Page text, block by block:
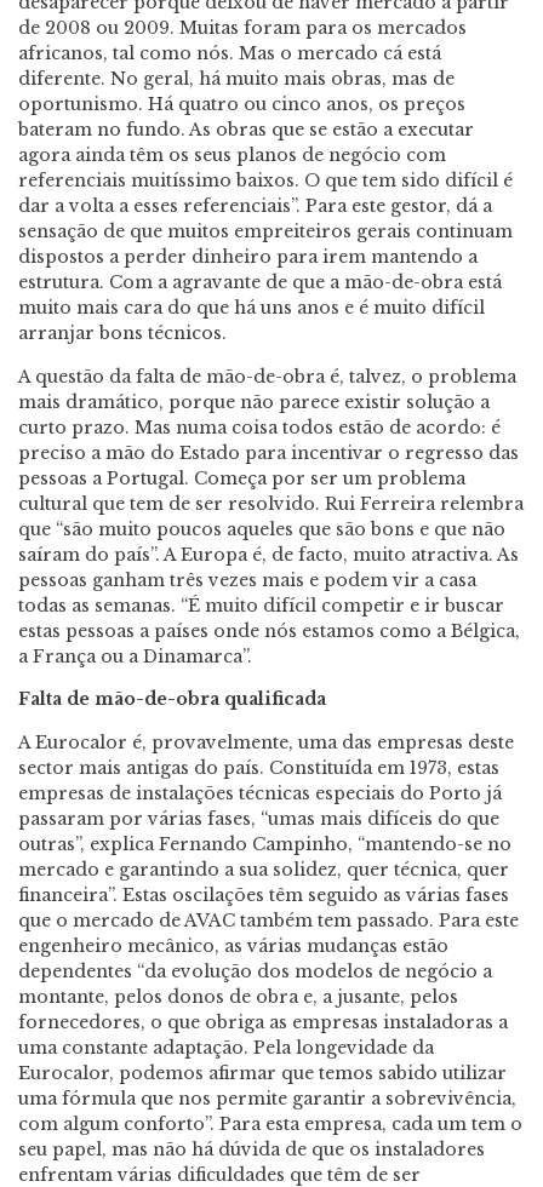
de 2008 ou 2009. Muitas foram para os mercados
africanos, tal como nós. Mas o mercado cá está
diferente. No geral, há muito mais obras, mas de
oportunismo. Há quatro ou cinco anos, os preços
bateram no fundo. As obras que se estão a executar
agora ainda têm os seus planos de negócio com
referenciais muitíssimo baixos. O que tem sido difícil é
dar a volta a esses referenciais”. Para este gestor, dá a
sensação de que muitos empreiteiros gerais continuam
dispostos a perder dinheiro para irem mantendo a
estrutura. Com a agravante de que a mão-de-obra está
muito mais cara do que há uns anos e é muito difícil
arranjar bons técnicos.
A questão da falta de mão-de-obra é, talvez, o problema
mais dramático, porque não parece existir solução a
curto prazo. Mas numa coisa todos estão de acordo: é
preciso a mão do Estado para incentivar o regresso das
pessoas a Portugal. Começa por ser um problema
cultural que tem de ser resolvido. Rui Ferreira relembra
que “são muito poucos aqueles que são bons e que não
saíram do país”. A Europa é, de facto, muito atractiva. As
pessoas ganham três vezes mais e podem vir a casa
todas as semanas. “É muito difícil competir e ir buscar
estas pessoas a países onde nós estamos como a Bélgica,
a França ou a Dinamarca”.
Falta de mão-de-obra qualificada
A Eurocalor é, provavelmente, uma das empresas deste
sector mais antigas do país. Constituída em 1973, estas
empresas de instalações técnicas especiais do Porto já
passaram por várias fases, “umas mais difíceis do que
outras”, explica Fernando Campinho, “mantendo-se no
mercado e garantindo a sua solidez, quer técnica, quer
financeira”. Estas oscilações têm seguido as várias fases
que o mercado de AVAC também tem passado. Para este
engenheiro mecânico, as várias mudanças estão
dependentes “da evolução dos modelos de negócio a
montante, pelos donos de obra e, a jusante, pelos
fornecedores, o que obriga as empresas instaladoras a
uma constante adaptação. Pela longevidade da
Eurocalor, podemos afirmar que temos sabido utilizar
uma fórmula que nos permite garantir a sobrevivência,
com algum conforto”. Para esta empresa, cada um tem o
seu papel, mas não há dúvida de que os instaladores
enfrentam várias dificuldades que têm de ser